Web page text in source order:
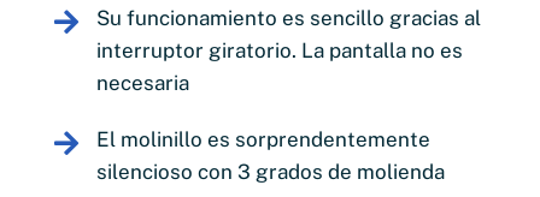
Su funcionamiento es sencillo gracias al
interruptor giratorio. La pantalla no es
necesaria
El molinillo es sorprendentemente
silencioso con 3 grados de molienda